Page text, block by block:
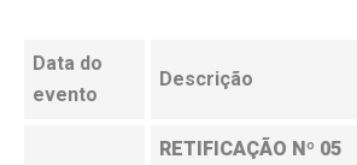
Data do
evento
Descrição
RETIFICAÇÃO Nº 05